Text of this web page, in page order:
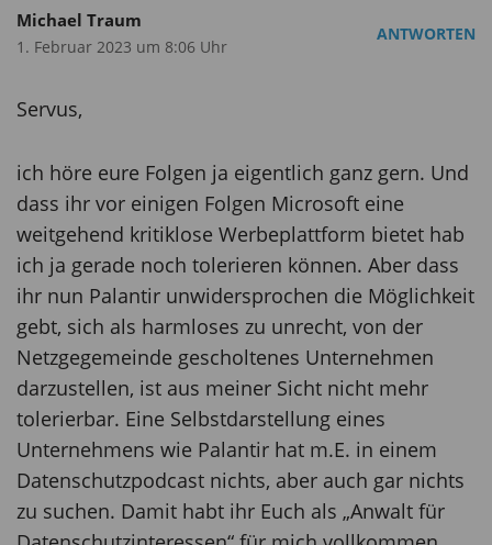
Michael Traum
1. Februar 2023 um 8:06 Uhr
ANTWORTEN
Servus,
ich höre eure Folgen ja eigentlich ganz gern. Und
dass ihr vor einigen Folgen Microsoft eine
weitgehend kritiklose Werbeplattform bietet hab
ich ja gerade noch tolerieren können. Aber dass
ihr nun Palantir unwidersprochen die Möglichkeit
gebt, sich als harmloses zu unrecht, von der
Netzgegemeinde gescholtenes Unternehmen
darzustellen, ist aus meiner Sicht nicht mehr
tolerierbar. Eine Selbstdarstellung eines
Unternehmens wie Palantir hat m.E. in einem
Datenschutzpodcast nichts, aber auch gar nichts
zu suchen. Damit habt ihr Euch als „Anwalt für